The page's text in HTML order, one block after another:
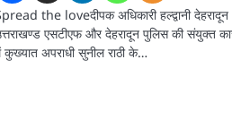
the loveदीपक अधिकारी हल्द्वानी
एसटीएफ और देहरादून पुलिस की संयुक्त
कुख्यात अपराधी सुनील राठी के…